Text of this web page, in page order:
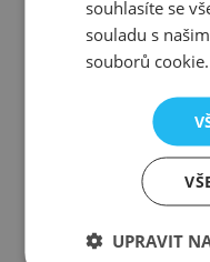
Kontrola
Zjistit více
souhlasíte se
souladu s
souborů
UPRAVIT